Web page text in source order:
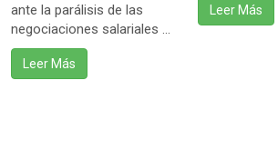
ante la parálisis de las
negociaciones salariales ...
Leer Más
Leer Más